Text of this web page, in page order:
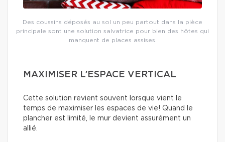
Des coussins déposés au sol un peu partout dans la pièce
principale sont une solution salvatrice pour bien des hôtes qui
manquent de places assises.
MAXIMISER L’ESPACE VERTICAL
Cette solution revient souvent lorsque vient le
temps de maximiser les espaces de vie! Quand le
plancher est limité, le mur devient assurément un
allié.